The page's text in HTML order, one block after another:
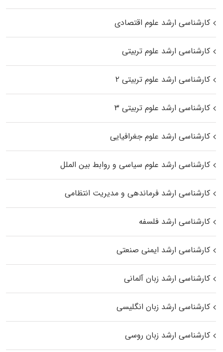
کارشناسی ارشد علوم اقتصادی
کارشناسی ارشد علوم تربیتی
کارشناسی ارشد علوم تربیتی ۲
کارشناسی ارشد علوم تربیتی ۳
کارشناسی ارشد علوم جغرافیایی
کارشناسی ارشد علوم سیاسی و روابط بین الملل
کارشناسی ارشد فرماندهی و مدیریت انتظامی
کارشناسی ارشد فلسفه
کارشناسی ارشد ایمنی صنعتی
کارشناسی ارشد زبان آلمانی
کارشناسی ارشد زبان انگلیسی
کارشناسی ارشد زبان روسی